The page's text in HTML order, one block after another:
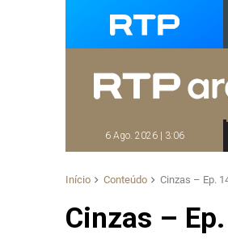
6 Ago. 2026 | 3:06
Início Conteúdo Cinzas – Ep.
Cinzas –